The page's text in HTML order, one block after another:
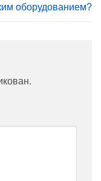
оборудованием?